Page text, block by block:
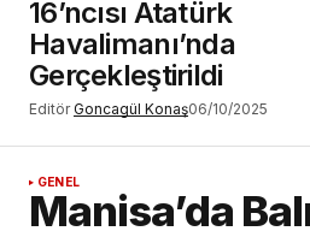
16’ncısı Atatürk
Havalimanı’nda
Gerçekleştirildi
Editör Goncagül Konaş06/10/2025
GENEL
Manisa’da